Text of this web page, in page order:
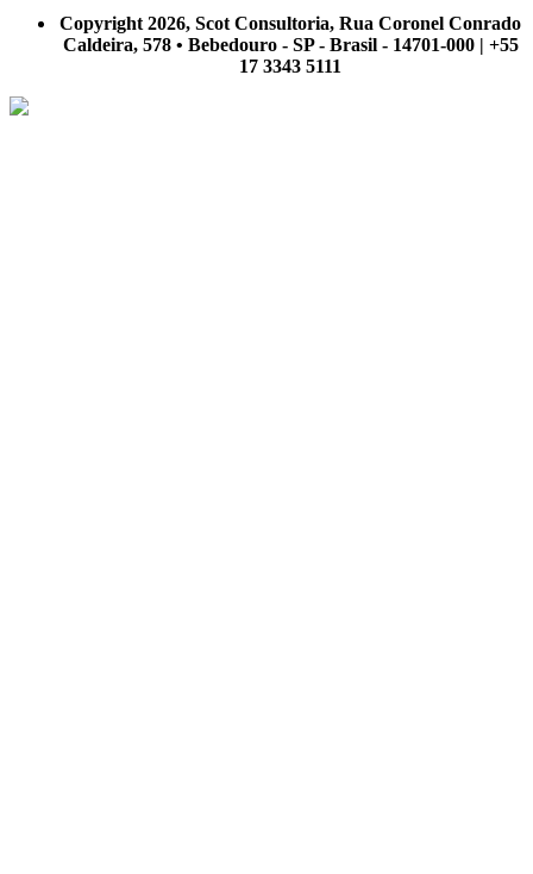
Copyright 2026, Scot Consultoria, Rua Coronel Conrado
Caldeira, 578 • Bebedouro - SP - Brasil - 14701-000 | +55
17 3343 5111